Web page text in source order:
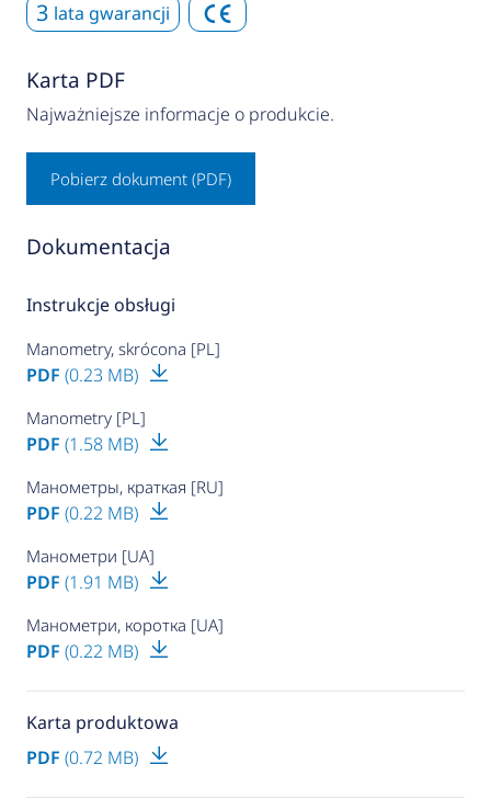
3 lata gwarancji
Karta PDF
Najważniejsze informacje o produkcie.
Pobierz dokument (PDF)
Dokumentacja
Instrukcje obsługi
Manometry, skrócona [PL]
PDF (0.23 MB)
Manometry [PL]
PDF (1.58 MB)
Манометры, краткая [RU]
PDF (0.22 MB)
Манометри [UA]
PDF (1.91 MB)
Манометри, коротка [UA]
PDF (0.22 MB)
Karta produktowa
PDF (0.72 MB)